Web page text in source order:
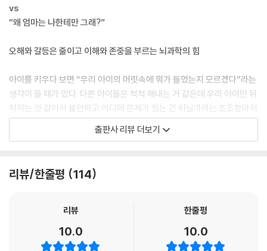
vs
“왜 엄마는 나한테만 그래?”
오해와 갈등은 줄이고 이해와 존중을 부르는 뇌과학의 힘
아이를 키우다 보면 “우리 아이의 머릿속에 뭐가 들었는지 모르겠다”라는
생각이 들 때가 있다. 다른 아이들은 척척 해내는 거 같은데 우리 아이만 뒤
처지는 것 같아서 불안하고 어디에 문제가 있는 건 아닐까라는 초조함마저
든다. 아이들도 마찬가지다. “왜 엄마는 나한테만 그래?”, “내가 뭘 잘못했
는데?”라는 말을 입에 달고 산다. 부모가 자신의 마음을 몰라주는 것 같아
이 모든 갈등의 중심에는 바로 ‘뇌’가 있다. 사고, 공감, 행동 등 인간이 살아
과정에 맞추어 성장하기 때문이다. 따라서 뇌의 성장 과정과 원리를 제대
출판사 리뷰 더보기
리뷰/한줄평 114
리뷰
10.0
한줄평
10.0